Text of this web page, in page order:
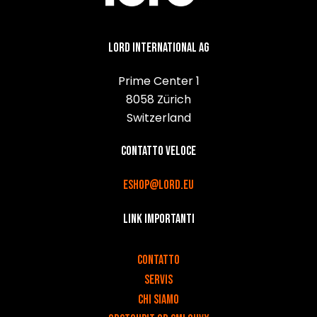
Lord International AG
Prime Center 1
8058 Zürich
Switzerland
Contatto veloce
eshop@lord.eu
Link importanti
Contatto
Servis
Chi siamo